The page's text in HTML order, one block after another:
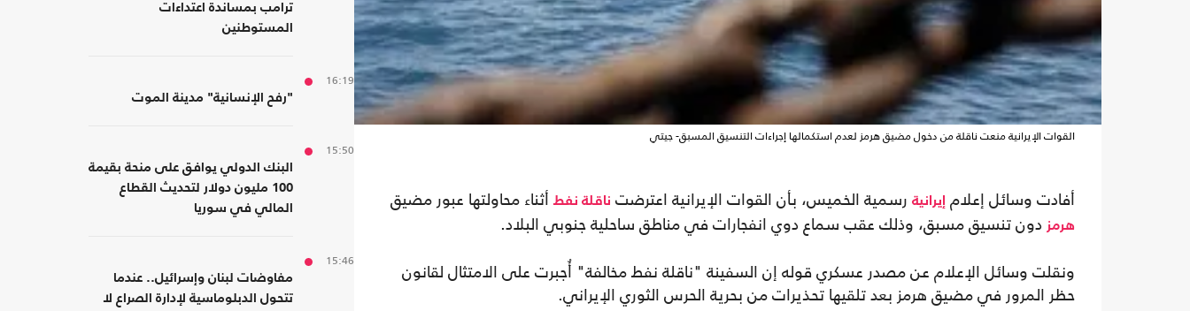
القوات الإيرانية منعت ناقلة من دخول مضيق هرمز لعدم استكمالها إجراءات التنسيق المسبق- جيتي
أفادت وسائل إعلام إيرانية رسمية الخميس، بأن القوات الإيرانية اعترضت ناقلة نفط أثناء محاولتها عبور مضيق
هرمز دون تنسيق مسبق، وذلك عقب سماع دوي انفجارات في مناطق ساحلية جنوبي البلاد.
ونقلت وسائل الإعلام عن مصدر عسكري قوله إن السفينة "ناقلة نفط مخالفة" أُجبرت على الامتثال لقانون
حظر المرور في مضيق هرمز بعد تلقيها تحذيرات من بحرية الحرس الثوري الإيراني.
ترامب بمساندة اعتداءات
المستوطنين
16:19
"رفح الإنسانية" مدينة الموت
15:50
البنك الدولي يوافق على منحة بقيمة
100 مليون دولار لتحديث القطاع
المالي في سوريا
15:46
مفاوضات لبنان وإسرائيل.. عندما
تتحول الدبلوماسية لإدارة الصراع لا